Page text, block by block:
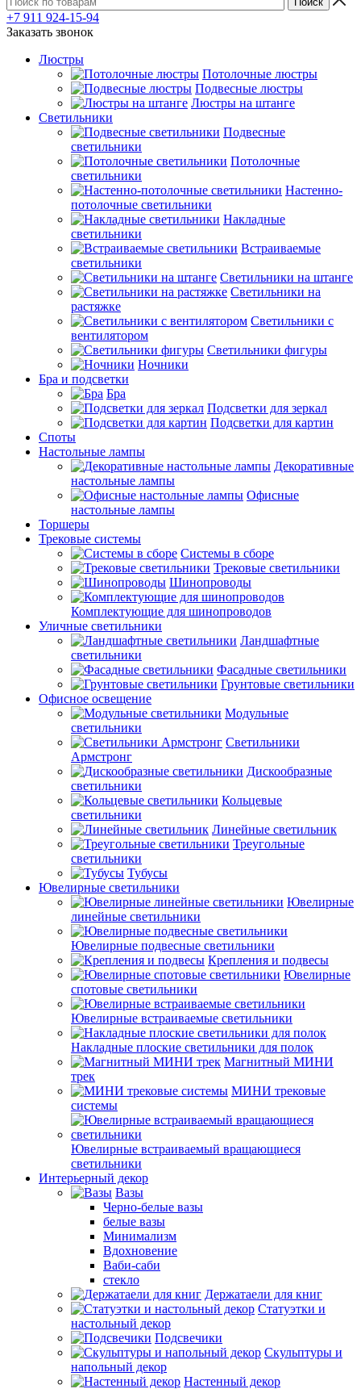
+7 911 924-15-94
Заказать звонок
Люстры
Потолочные люстры
Подвесные люстры
Люстры на штанге
Светильники
Подвесные
светильники
Потолочные
светильники
Настенно-
потолочные светильники
Накладные
светильники
Встраиваемые
светильники
Светильники на штанге
Светильники на
растяжке
Светильники с
вентилятором
Светильники фигуры
Ночники
Бра и подсветки
Бра
Подсветки для зеркал
Подсветки для картин
Споты
Настольные лампы
Декоративные
настольные лампы
Офисные
настольные лампы
Торшеры
Трековые системы
Системы в сборе
Трековые светильники
Шинопроводы
Комплектующие для шинопроводов
Уличные светильники
Ландшафтные
светильники
Фасадные светильники
Грунтовые светильники
Офисное освещение
Модульные
светильники
Светильники
Армстронг
Дискообразные
светильники
Кольцевые
светильники
Линейные светильник
Треугольные
светильники
Тубусы
Ювелирные светильники
Ювелирные
линейные светильники
Ювелирные подвесные светильники
Крепления и подвесы
Ювелирные
спотовые светильники
Ювелирные встраиваемые светильники
Накладные плоские светильники для полок
Магнитный МИНИ
трек
МИНИ трековые
системы
Ювелирные встраиваемый вращающиеся
светильники
Интерьерный декор
Вазы
Черно-белые вазы
белые вазы
Минимализм
Вдохновение
Ваби-саби
стекло
Держатаели для книг
Статуэтки и
настольный декор
Подсвечики
Скульптуры и
напольный декор
Настенный декор